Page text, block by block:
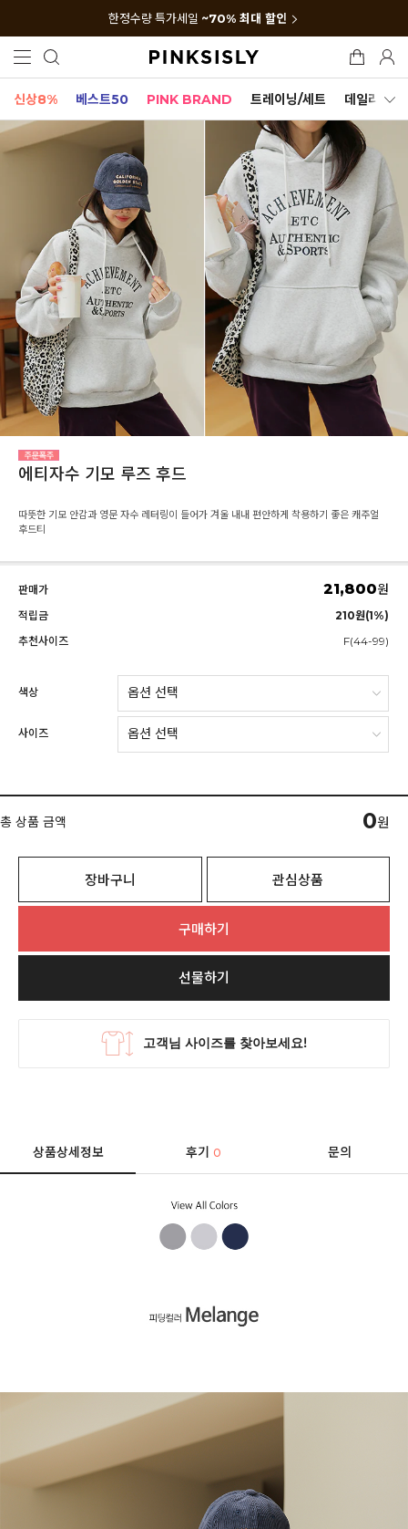
한정수량 특가세일 ~70% 최대 할인
신상8% 베스트50 PINK BRAND 트레이닝/세트 데일리세트
에티자수 기모 루즈 후드
따뜻한 기모 안감과 영문 자수 레터링이 들어가 겨울 내내 편안하게 착용하기 좋은 캐주얼
후드티
판매가 21,800원
적립금
210원(1%)
추천사이즈
F(44-99)
색상
사이즈
총 상품 금액 0원
장바구니 관심상품
구매하기
선물하기
상품상세정보 후기0 문의